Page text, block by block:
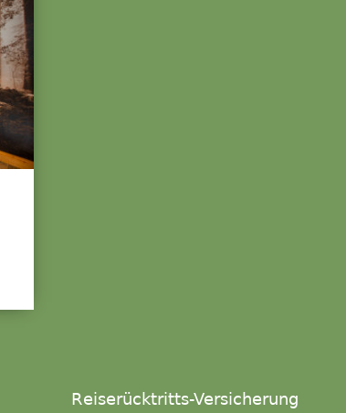
Reiserücktritts-Versicherung